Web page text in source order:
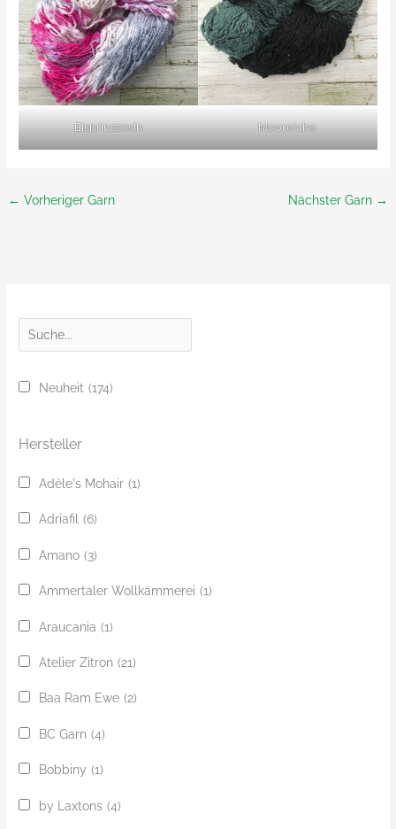
Eisprinzessin Mooreiche
← Vorheriger Garn Nächster Garn →
u
Neuheit (174)
Hersteller
Adèle's Mohair (1)
Adriafil (6)
Amano (3)
Ammertaler Wollkämmerei (1)
Araucania (1)
Atelier Zitron (21)
Baa Ram Ewe (2)
BC Garn (4)
Bobbiny (1)
by Laxtons (4)